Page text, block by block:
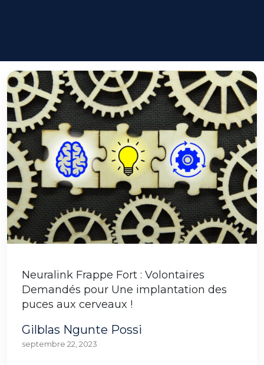
Neuralink Frappe Fort : Volontaires
Demandés pour Une implantation des
puces aux cerveaux !
Gilblas Ngunte Possi
septembre 22, 2023